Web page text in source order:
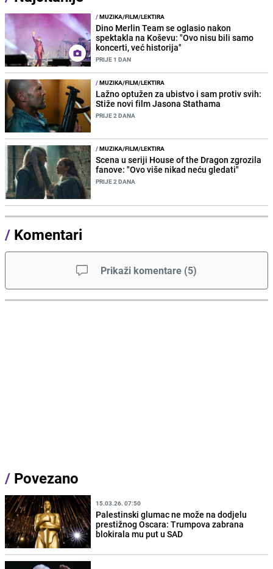
/MUZIKA/FILM/LEKTIRA
Dino Merlin Team se oglasio nakon
spektakla na Koševu: "Ovo nisu bili samo
koncerti, već historija"
PRIJE 1 DAN
/MUZIKA/FILM/LEKTIRA
Lažno optužen za ubistvo i sam protiv svih:
Stiže novi film Jasona Stathama
PRIJE 2 DANA
/MUZIKA/FILM/LEKTIRA
Scena u seriji House of the Dragon zgrozila
fanove: "Ovo više nikad neću gledati"
PRIJE 2 DANA
/ Komentari
Prikaži komentare (5)
/ Povezano
15.03.26. 07:50
Palestinski glumac ne može na dodjelu
prestižnog Oscara: Trumpova zabrana
blokirala mu put u SAD